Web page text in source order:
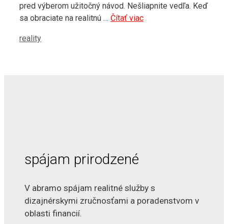
pred výberom užitočný návod. Nešliapnite vedľa. Keď
sa obraciate na realitnú … Čítať viac
Kategórie
reality
spájam prirodzené
V abramo spájam realitné služby s
dizajnérskymi zručnosťami a poradenstvom v
oblasti financií.